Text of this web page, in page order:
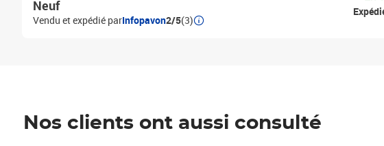
Neuf
Vendu et expédié parInfopavon2/5(3)
Nos clients ont aussi consulté